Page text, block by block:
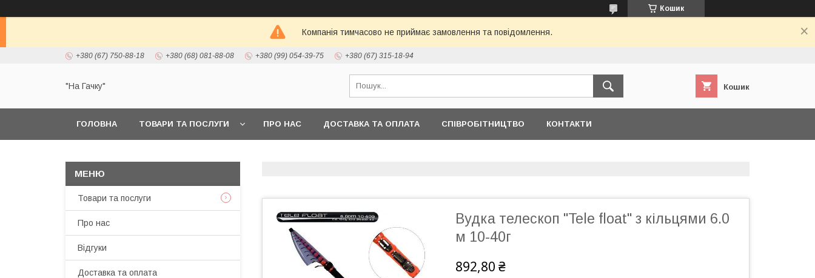
Кошик
Компанія тимчасово не приймає замовлення та повідомлення.
+380 (67) 750-88-18 +380 (68) 081-88-08 +380 (99) 054-39-75 +380 (67) 315-18-94
"На Гачку" Кошик
ГОЛОВНА ТОВАРИ ТА ПОСЛУГИ ПРО НАС ДОСТАВКА ТА ОПЛАТА СПІВРОБІТНИЦТВО КОНТАКТИ
Вудка телескоп "Tele float" з кільцями 6.0
м 10-40г
892,80 ₴
Товари та послуги
Про нас
Відгуки
Доставка та оплата